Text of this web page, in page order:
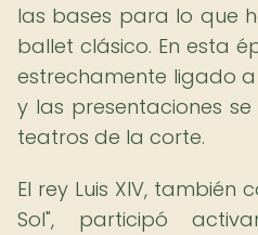
las bases para lo que
ballet clásico. En esta
estrechamente ligado
y las presentaciones
teatros de la corte.
El rey Luis XIV, también
Sol", participó